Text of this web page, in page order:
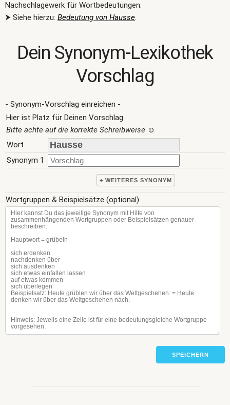
Nachschlagewerk für Wortbedeutungen.
⮞ Siehe hierzu: Bedeutung von Hausse.
Dein Synonym-Lexikothek
Vorschlag
- Synonym-Vorschlag einreichen -
Hier ist Platz für Deinen Vorschlag.
Bitte achte auf die korrekte Schreibweise ☺
Wort
Synonym 1
+ WEITERES SYNONYM
Wortgruppen & Beispielsätze (optional)
SPEICHERN